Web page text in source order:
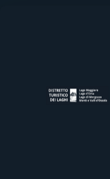
Distretto
Sede legale